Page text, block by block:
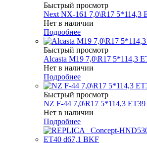
Быстрый просмотр
Next NX-161 7,0\R17 5*114,3
Нет в наличии
Подробнее
Быстрый просмотр
Alcasta M19 7,0\R17 5*114,3
Нет в наличии
Подробнее
Быстрый просмотр
NZ F-44 7,0\R17 5*114,3
Нет в наличии
Подробнее